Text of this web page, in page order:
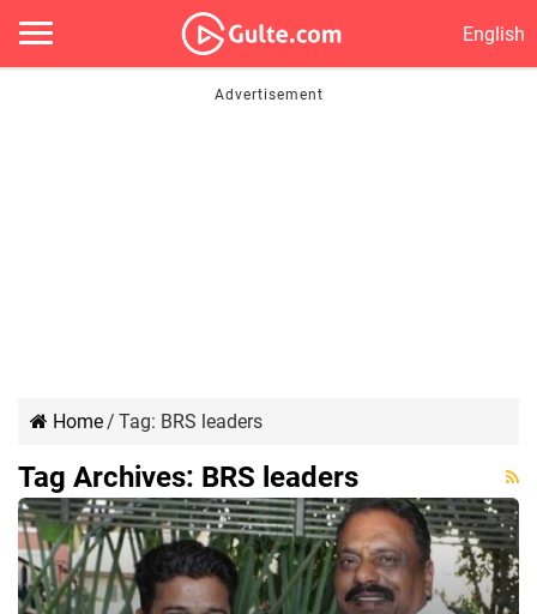
English
Home/ Tag: BRS leaders
Tag Archives: BRS leaders